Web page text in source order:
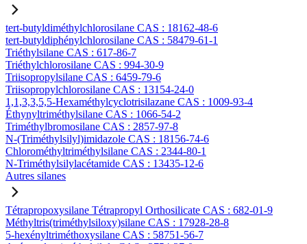
tert-butyldiméthylchlorosilane CAS : 18162-48-6
tert-butyldiphénylchlorosilane CAS : 58479-61-1
Triéthylsilane CAS : 617-86-7
Triéthylchlorosilane CAS : 994-30-9
Triisopropylsilane CAS : 6459-79-6
Triisopropylchlorosilane CAS : 13154-24-0
1,1,3,3,5,5-Hexaméthylcyclotrisilazane CAS : 1009-93-4
Éthynyltriméthylsilane CAS : 1066-54-2
Triméthylbromosilane CAS : 2857-97-8
N-(Triméthylsilyl)imidazole CAS : 18156-74-6
Chlorométhyltriméthylsilane CAS : 2344-80-1
N-Triméthylsilylacétamide CAS : 13435-12-6
Autres silanes
Tétrapropoxysilane Tétrapropyl Orthosilicate CAS : 682-01-9
Méthyltris(triméthylsiloxy)silane CAS : 17928-28-8
5-hexényltriméthoxysilane CAS : 58751-56-7